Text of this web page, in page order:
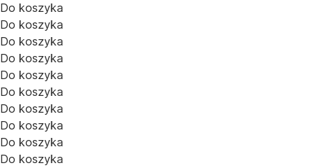
Do koszyka
Do koszyka
Do koszyka
Do koszyka
Do koszyka
Do koszyka
Do koszyka
Do koszyka
Do koszyka
Do koszyka